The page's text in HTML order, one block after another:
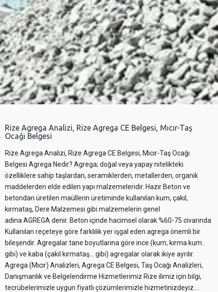
Rize Agrega Analizi, Rize Agrega CE Belgesi, Mıcır-Taş
Ocağı Belgesi
Rize Agrega Analizi, Rize Agrega CE Belgesi, Mıcır-Taş Ocağı
Belgesi Agrega Nedir? Agrega; doğal veya yapay nitelikteki
özelliklere sahip taşlardan, seramiklerden, metallerden, organik
maddelerden elde edilen yapı malzemeleridir. Hazır Beton ve
betondan üretilen maüllerin üretiminde kullanılan kum, çakıl,
kırmataş, Dere Malzemesi gibi malzemelerin genel
adına AGREGA denir. Beton içinde hacimsel olarak %60-75 civarında
Kullanılan reçeteye göre farklılık yer işgal eden agrega önemli bir
bileşendir. Agregalar tane boyutlarına göre ince (kum, kırma kum..
gibi) ve kaba (çakıl kırmataş… gibi) agregalar olarak ikiye ayrılır.
Agrega (Mıcır) Analizleri, Agrega CE Belgesi, Taş Ocağı Analizleri,
Danışmanlık ve Belgelendirme Hizmetlerimiz Rize ilimiz için bilgi,
tecrübelerimizle uygun fiyatlı çözümlerimizle hizmetinizdeyiz....